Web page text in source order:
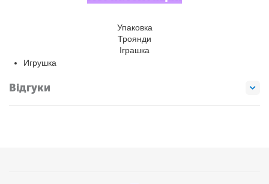
Упаковка
Троянди
Іграшка
Игрушка
Відгуки